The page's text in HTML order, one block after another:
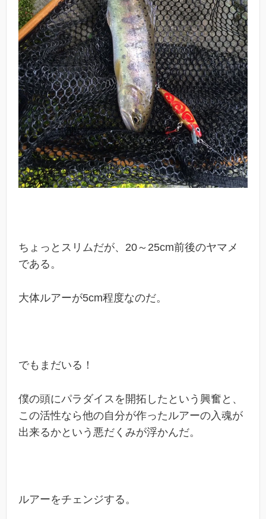
ちょっとスリムだが、20～25cm前後のヤマメ
である。
大体ルアーが5cm程度なのだ。
でもまだいる！
僕の頭にパラダイスを開拓したという興奮と、
この活性なら他の自分が作ったルアーの入魂が
出来るかという悪だくみが浮かんだ。
ルアーをチェンジする。